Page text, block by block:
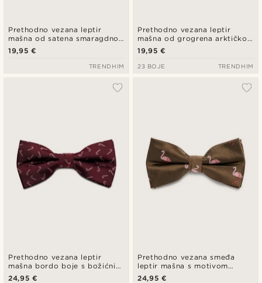
Prethodno vezana leptir
mašna od satena smaragdno
zelene boje
19,95 €
TRENDHIM
Prethodno vezana leptir
mašna od grogrena arktičko
plave boje
19,95 €
23 BOJE TRENDHIM
Prethodno vezana leptir
mašna bordo boje s božićnim
slatkišem
24,95 €
Prethodno vezana smeđa
leptir mašna s motivom
ružičastih plamenaca
24,95 €